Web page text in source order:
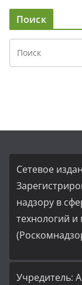
Поиск
Сетевое
надзору в
технологий
Учредитель: